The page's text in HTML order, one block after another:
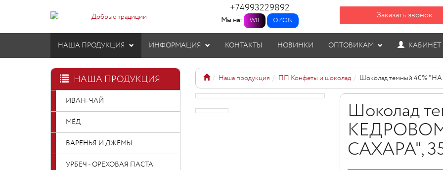
+74993229892
Мы на: WB OZON Заказать звонок
НАША ПРОДУКЦИЯ ИНФОРМАЦИЯ КОНТАКТЫ НОВИНКИ ОПТОВИКАМ КАБИНЕТ
НАША ПРОДУКЦИЯ
ИВАН-ЧАЙ
МЁД
ВАРЕНЬЯ И ДЖЕМЫ
УРБЕЧ - ОРЕХОВАЯ ПАСТА
Наша продукция ПП Конфеты и шоколад Шоколад темный 40%
Шоколад
САХАРА",